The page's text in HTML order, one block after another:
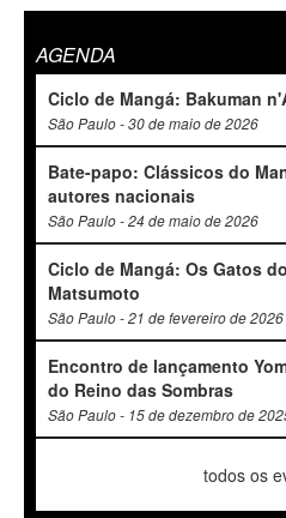
AGENDA
Ciclo de Mangá: Bakuman
São Paulo - 30 de maio de 2026
Bate-papo: Clássicos do
autores nacionais
São Paulo - 24 de maio de 2026
Ciclo de Mangá: Os Gatos
Matsumoto
São Paulo - 21 de fevereiro de 2026
Encontro de lançamento
do Reino das Sombras
São Paulo - 15 de dezembro de
todos os